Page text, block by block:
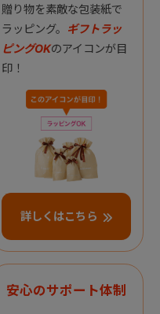
贈り物を素敵な包装紙で
ラッピング。 ギフトラッ
ピングOKのアイコンが目
印！
詳しくはこちら
安心のサポート体制